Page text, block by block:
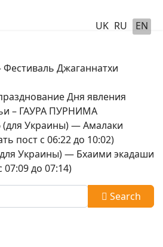
UK RU EN
Джаганнатхи
Дня явления
– ГАУРА ПУРНИМА
(для Украины) — Амалаки
пост с 06:22 до 10:02)
Украины) — Бхаими экадаши
07:09 до 07:14)
Search